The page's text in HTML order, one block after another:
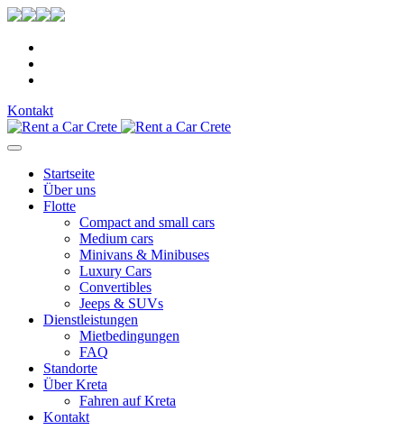
Kontakt
Startseite
Über uns
Flotte
Compact and small cars
Medium cars
Minivans & Minibuses
Luxury Cars
Convertibles
Jeeps & SUVs
Dienstleistungen
Mietbedingungen
FAQ
Standorte
Über Kreta
Fahren auf Kreta
Kontakt